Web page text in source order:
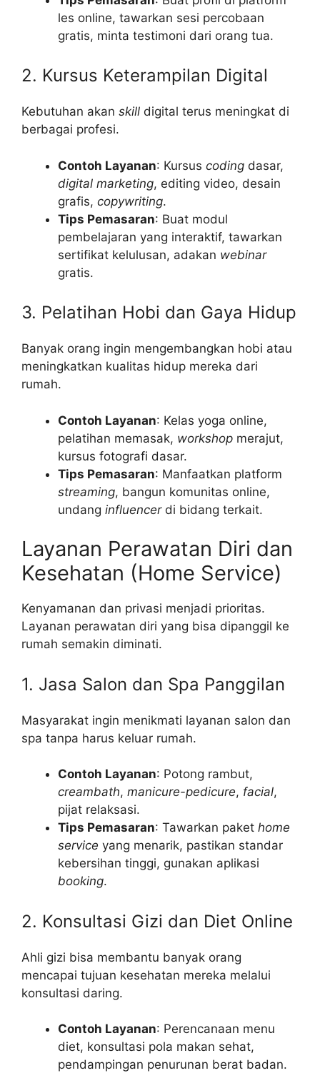
les online, tawarkan sesi percobaan
gratis, minta testimoni dari orang tua.
2. Kursus Keterampilan Digital
Kebutuhan akan skill digital terus meningkat di
berbagai profesi.
Contoh Layanan: Kursus coding dasar,
digital marketing, editing video, desain
grafis, copywriting.
Tips Pemasaran: Buat modul
pembelajaran yang interaktif, tawarkan
sertifikat kelulusan, adakan webinar
gratis.
3. Pelatihan Hobi dan Gaya Hidup
Banyak orang ingin mengembangkan hobi atau
meningkatkan kualitas hidup mereka dari
rumah.
Contoh Layanan: Kelas yoga online,
pelatihan memasak, workshop merajut,
kursus fotografi dasar.
Tips Pemasaran: Manfaatkan platform
streaming, bangun komunitas online,
undang influencerdi bidang terkait.
Layanan Perawatan Diri dan
Kesehatan (Home Service)
Kenyamanan dan privasi menjadi prioritas.
Layanan perawatan diri yang bisa dipanggil ke
rumah semakin diminati.
1. Jasa Salon dan Spa Panggilan
Masyarakat ingin menikmati layanan salon dan
spa tanpa harus keluar rumah.
Contoh Layanan: Potong rambut,
creambath, manicure-pedicure, facial,
pijat relaksasi.
Tips Pemasaran: Tawarkan paket home
service yang menarik, pastikan standar
kebersihan tinggi, gunakan aplikasi
booking.
2. Konsultasi Gizi dan Diet Online
Ahli gizi bisa membantu banyak orang
mencapai tujuan kesehatan mereka melalui
konsultasi daring.
Contoh Layanan: Perencanaan menu
diet, konsultasi pola makan sehat,
pendampingan penurunan berat badan.